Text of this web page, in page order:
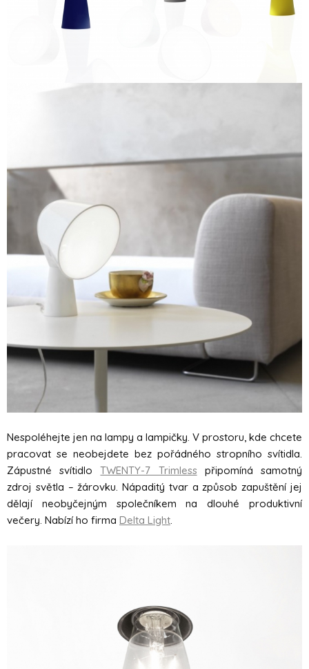
Nespoléhejte jen na lampy a lampičky. V prostoru, kde chcete
pracovat se neobejdete bez pořádného stropního svítidla.
Zápustné svítidloTWENTY-7 Trimless připomíná samotný
zdroj světla – žárovku. Nápaditý tvar a způsob zapuštění jej
dělají neobyčejným společníkem na dlouhé produktivní
večery. Nabízí ho firma Delta Light.